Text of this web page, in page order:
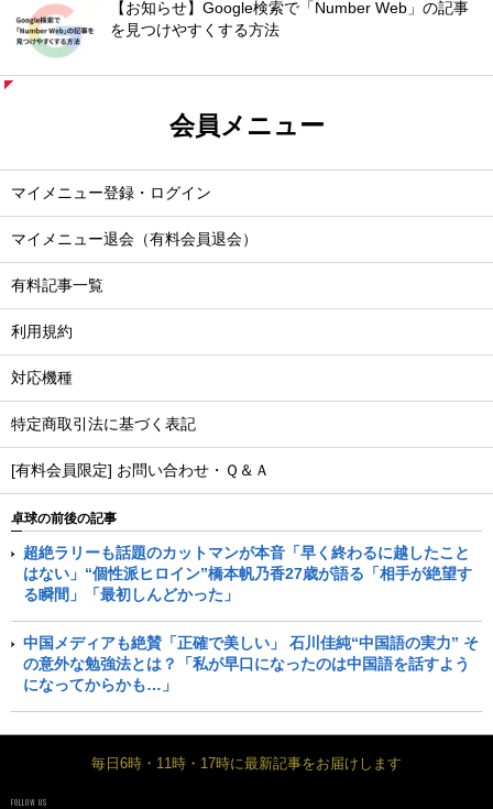
【お知らせ】Google検索で「Number Web」の記事
を見つけやすくする方法
会員メニュー
マイメニュー登録・ログイン
マイメニュー退会（有料会員退会）
有料記事一覧
利用規約
対応機種
特定商取引法に基づく表記
[有料会員限定] お問い合わせ・Ｑ＆Ａ
卓球の前後の記事
超絶ラリーも話題のカットマンが本音「早く終わるに越したこと
はない」“個性派ヒロイン”橋本帆乃香27歳が語る「相手が絶望す
る瞬間」「最初しんどかった」
中国メディアも絶賛「正確で美しい」 石川佳純“中国語の実力” そ
の意外な勉強法とは？「私が早口になったのは中国語を話すよう
になってからかも…」
毎日6時・11時・17時に最新記事をお届けします
FOLLOW US